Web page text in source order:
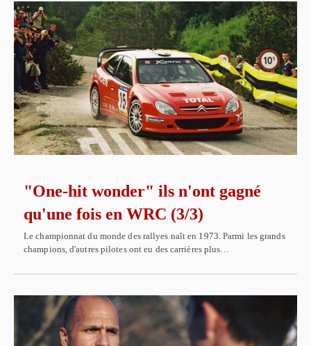
"One-hit wonder" ils n'ont gagné
qu'une fois en WRC (3/3)
Le championnat du monde des rallyes naît en 1973. Parmi les grands
champions, d'autres pilotes ont eu des carrières plus…